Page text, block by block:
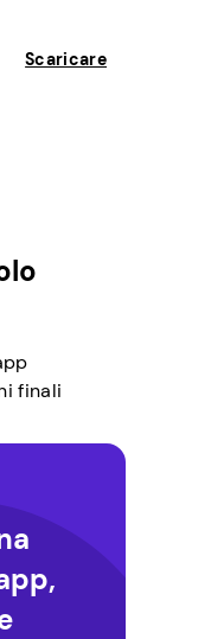
Scaricare
finali